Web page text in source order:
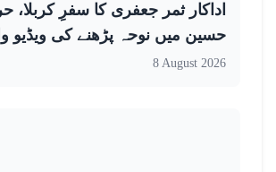
اداکار ثمر جعفری کا سفرِ کربلا،
حسین میں نوحہ پڑھنے کی ویڈیو
8 August 2026